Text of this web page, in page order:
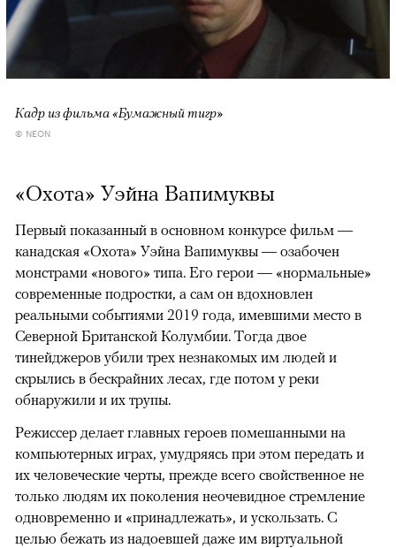
Кадр из фильма «Бумажный тигр»
© NEON
«Охота» Уэйна Вапимуквы
Первый показанный в основном конкурсе фильм —
канадская «Охота» Уэйна Вапимуквы — озабочен
монстрами «нового» типа. Его герои — «нормальные»
современные подростки, а сам он вдохновлен
реальными событиями 2019 года, имевшими место в
Северной Британской Колумбии. Тогда двое
тинейджеров убили трех незнакомых им людей и
скрылись в бескрайних лесах, где потом у реки
обнаружили и их трупы.
Режиссер делает главных героев помешанными на
компьютерных играх, умудряясь при этом передать и
их человеческие черты, прежде всего свойственное не
только людям их поколения неочевидное стремление
одновременно и «принадлежать», и ускользать. С
целью бежать из надоевшей даже им виртуальной